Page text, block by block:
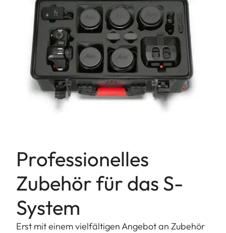
Professionelles
Zubehör für das S-
System
Erst mit einem vielfältigen Angebot an Zubehör